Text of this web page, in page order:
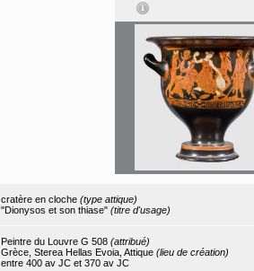
cratère en cloche (type attique)
"Dionysos et son thiase" (titre d'usage)
Peintre du Louvre G 508 (attribué)
Grèce, Sterea Hellas Evoia, Attique (lieu de création)
entre 400 av JC et 370 av JC